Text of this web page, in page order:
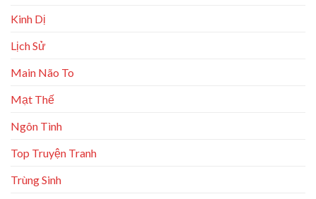
Kinh Dị
Lịch Sử
Main Não To
Mạt Thế
Ngôn Tình
Top Truyện Tranh
Trùng Sinh